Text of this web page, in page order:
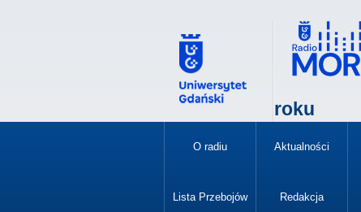
roku
O radiu Aktualności
Lista Przebojów Redakcja